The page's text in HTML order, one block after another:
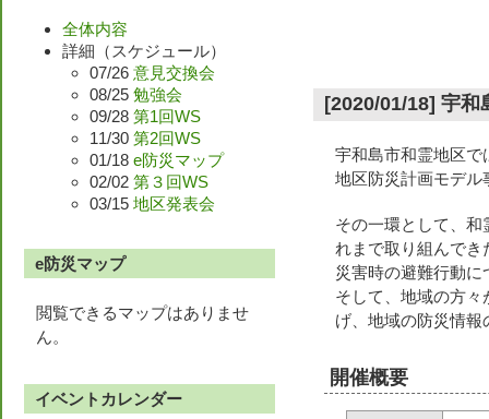
全体内容
詳細（スケジュール）
07/26 意見交換会
08/25 勉強会
09/28 第1回WS
11/30 第2回WS
01/18 e防災マップ
02/02 第３回WS
03/15 地区発表会
e防災マップ
閲覧できるマップはありませ
ん。
イベントカレンダー
[2020/01/18] 宇和
宇和島市和霊地区で
地区防災計画モデル
その一環として、
れまで取り組んでき
災害時の避難行動
そして、地域の方
げ、地域の防災情
開催概要